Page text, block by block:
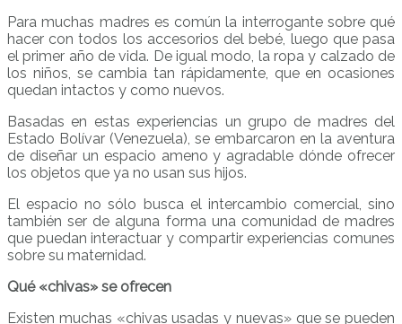
Para muchas madres es común la interrogante sobre qué
hacer con todos los accesorios del bebé, luego que pasa
el primer año de vida. De igual modo, la ropa y calzado de
los niños, se cambia tan rápidamente, que en ocasiones
quedan intactos y como nuevos.
Basadas en estas experiencias un grupo de madres del
Estado Bolívar (Venezuela), se embarcaron en la aventura
de diseñar un espacio ameno y agradable dónde ofrecer
los objetos que ya no usan sus hijos.
El espacio no sólo busca el intercambio comercial, sino
también ser de alguna forma una comunidad de madres
que puedan interactuar y compartir experiencias comunes
sobre su maternidad.
Qué «chivas» se ofrecen
Existen muchas «chivas usadas y nuevas» que se pueden